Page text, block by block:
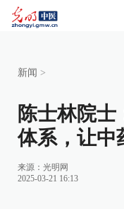
新闻 >
陈士林院
体系，让中
来源：光明网
2025-03-21 16:13